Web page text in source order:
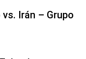
Irán – Grupo